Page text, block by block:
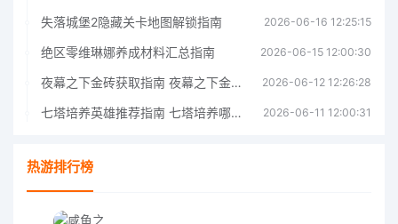
失落城堡2隐藏关卡地图解锁指南 2026-06-16 12:25:15
绝区零维琳娜养成材料汇总指南 2026-06-15 12:00:30
夜幕之下金砖获取指南 夜幕之下金砖获取方法 2026-06-12 12:26:28
七塔培养英雄推荐指南 七塔培养哪个英雄好 2026-06-11 12:00:31
热游排行榜